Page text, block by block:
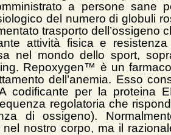
a persone sane
del numero di globuli
trasporto dell’ossigeno
attività fisica e
nel mondo dello sport,
Repoxygen™ è un
dell’anemia. Esso
codificante per la proteina
regolatoria che
di ossigeno).
nostro corpo, ma il